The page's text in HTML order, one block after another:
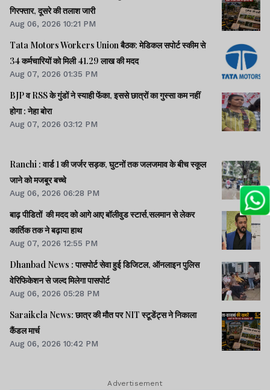
गिरफ्तार, दूसरे की तलाश जारी
Aug 06, 2026 10:21 PM
Tata Motors Workers Union बैठक: मेडिकल सपोर्ट स्कीम से
34 कर्मचारियों को मिली 41.29 लाख की मदद
Aug 07, 2026 01:35 PM
BJP व RSS के गुंडों ने स्याही फेंका, इससे छात्रों का गुस्सा कम नहीं
होगा : नेहा बोरा
Aug 07, 2026 03:12 PM
Ranchi : वार्ड 1 की जर्जर सड़क, घुटनों तक जलजमाव के बीच स्कूल
जाने को मजबूर बच्चे
Aug 06, 2026 06:28 PM
बाढ़ पीडितों की मदद को आगे आए बॉलीवुड स्टार्स,सलमान से लेकर
कार्तिक तक ने बढ़ाया हाथ
Aug 07, 2026 12:55 PM
Dhanbad News : पासपोर्ट सेवा हुई डिजिटल, ऑनलाइन पुलिस
वेरिफिकेशन से जल्द मिलेगा पासपोर्ट
Aug 06, 2026 05:28 PM
Saraikela News: छात्र की मौत पर NIT स्टूडेंट्स ने निकाला
कैंडल मार्च
Aug 06, 2026 10:42 PM
Advertisement